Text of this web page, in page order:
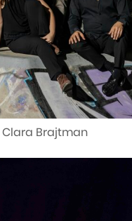
Clara Brajtman